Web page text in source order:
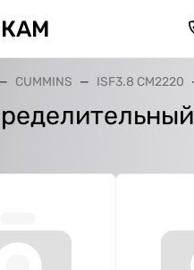
CUMMINS ISF3.8 CM2220